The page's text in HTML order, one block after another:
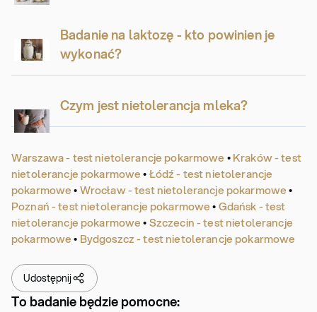
Badanie na laktozę - kto powinien je
wykonać?
Czym jest nietolerancja mleka?
Warszawa - test nietolerancje pokarmowe •Kraków - test
nietolerancje pokarmowe•Łódź - test nietolerancje
pokarmowe•Wrocław - test nietolerancje pokarmowe•
Poznań - test nietolerancje pokarmowe•Gdańsk - test
nietolerancje pokarmowe•Szczecin - test nietolerancje
pokarmowe• Bydgoszcz - test nietolerancje pokarmowe
Udostępnij
To badanie będzie pomocne: